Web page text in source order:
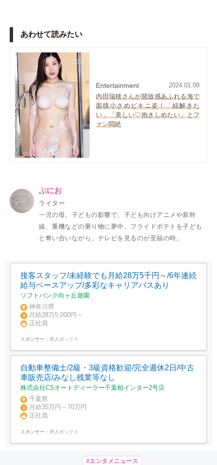
あわせて読みたい
Entertainment
2024.01.08
内田瑞穂さんが開放感あふれる海で
面積小さめビキニ姿！「紐解きた
い」「美しい♡抱きしめたい」とフ
ァン悶絶
ぶにお
ライター
一児の母。子どもの影響で、子ども向けアニメや新幹
線、重機などの乗り物に夢中。フライドポテトを子ども
と奪い合いながら、テレビを見るのが至福の時。
接客スタッフ/未経験でも月給28万5千円～/6年連続
給与ベースアップ/多彩なキャリアパスあり
ソフトバンク向ヶ丘遊園
神奈川県
月給28万5,000円～
正社員
スポンサー： 求人ボックス
自動車整備士/2級・3級資格歓迎/完全週休2日/中古
車販売店/みなし残業等なし
株式会社CSオートディーラー千葉柏インター2号店
千葉県
月給35万円～70万円
正社員
スポンサー： 求人ボックス
#エンタメニュース